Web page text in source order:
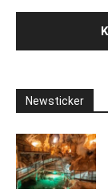
Newsticker